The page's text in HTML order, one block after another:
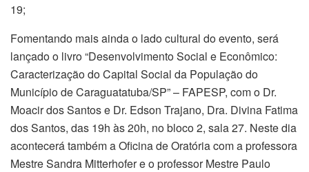
19;
Fomentando mais ainda o lado cultural do evento, será
lançado o livro “Desenvolvimento Social e Econômico:
Caracterização do Capital Social da População do
Município de Caraguatatuba/SP” – FAPESP, com o Dr.
Moacir dos Santos e Dr. Edson Trajano, Dra. Divina Fatima
dos Santos, das 19h às 20h, no bloco 2, sala 27. Neste dia
acontecerá também a Oficina de Oratória com a professora
Mestre Sandra Mitterhofer e o professor Mestre Paulo